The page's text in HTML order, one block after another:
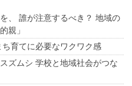
、 誰が注意するべき？ 地域の
親」
ち育てに必要なワクワク感
ズムシ 学校と地域社会がつな